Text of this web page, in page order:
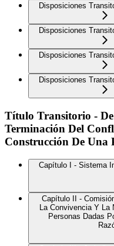
Disposiciones
Disposiciones
Disposiciones
Disposiciones
Título Transitorio -
Terminación Del
Construcción De Una
Capítulo I - Sistema
Capítulo II -
La Convivencia Y La
Personas Dadas